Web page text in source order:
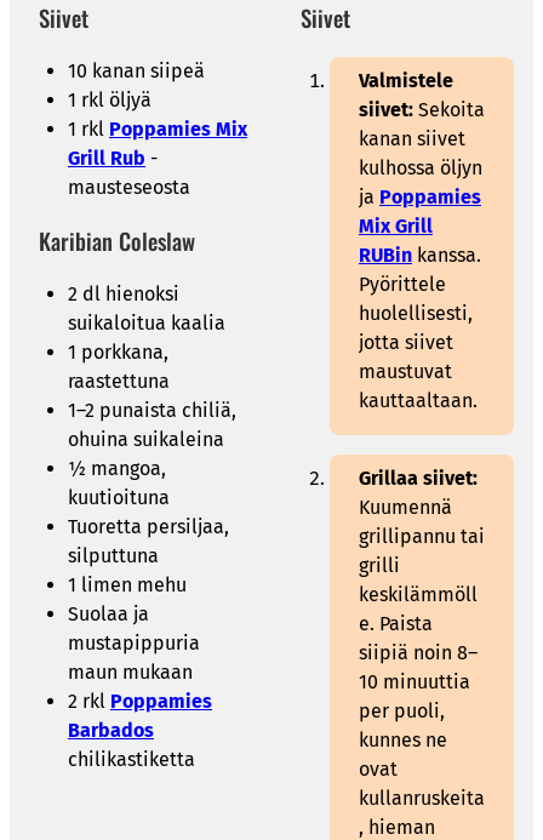
Siivet
10 kanan siipeä
1 rkl öljyä
1 rkl Poppamies Mix
Grill Rub -
mausteseosta
Karibian Coleslaw
2 dl hienoksi
suikaloitua kaalia
1 porkkana,
raastettuna
1–2 punaista chiliä,
ohuina suikaleina
½ mangoa,
kuutioituna
Tuoretta persiljaa,
silputtuna
1 limen mehu
Suolaa ja
mustapippuria
maun mukaan
2 rkl Poppamies
Barbados
chilikastiketta
Siivet
Valmistele
siivet: Sekoita
kanan siivet
kulhossa öljyn
ja Poppamies
Mix Grill
RUBin kanssa.
Pyörittele
huolellisesti,
jotta siivet
maustuvat
kauttaaltaan.
Grillaa siivet:
Kuumennä
grillipannu tai
grilli
keskilämmöll
e. Paista
siipiä noin 8–
10 minuuttia
per puoli,
kunnes ne
ovat
kullanruskeita
, hieman